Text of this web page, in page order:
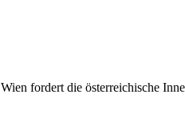
fordert die österreichische